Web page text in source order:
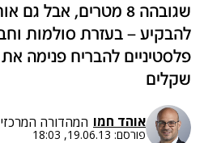
שגובהה 8 מטרים,
להבקיע – בעזרת סולמות
שקלים
אוהד חמו המהדורה
פורסם: 19.06.13, 18:03